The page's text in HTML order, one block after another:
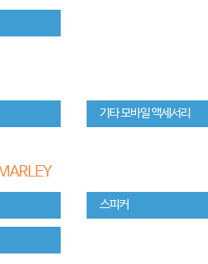
기타 모바일 액세서리
스피커